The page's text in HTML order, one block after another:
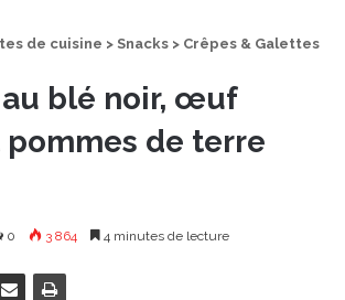
de cuisine > Snacks > Crêpes & Galettes
blé noir, œuf
de terre
0 3 864 4 minutes de lecture